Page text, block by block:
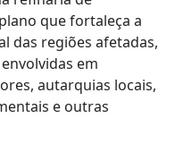
que fortaleça a
das regiões afetadas,
em
autarquias locais,
e outras